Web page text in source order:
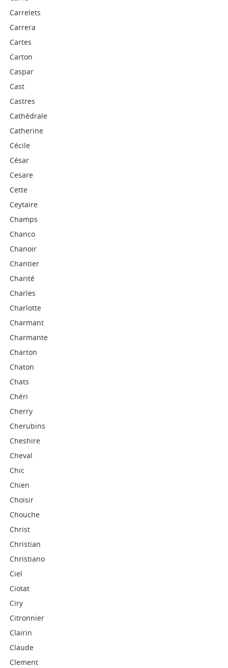
Carrelets
Carrera
Cartes
Carton
Caspar
Cast
Castres
Cathédrale
Catherine
Cécile
César
Cesare
Cette
Ceytaire
Champs
Chanco
Chanoir
Chantier
Charité
Charles
Charlotte
Charmant
Charmante
Charton
Chaton
Chats
Chéri
Cherry
Cherubins
Cheshire
Cheval
Chic
Chien
Choisir
Chouche
Christ
Christian
Christiano
Ciel
Ciotat
Ciry
Citronnier
Clairin
Claude
Clement